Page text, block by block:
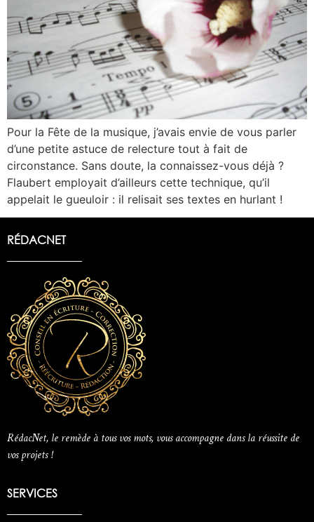
Pour la Fête de la musique, j’avais envie de vous parler
d’une petite astuce de relecture tout à fait de
circonstance. Sans doute, la connaissez-vous déjà ?
Flaubert employait d’ailleurs cette technique, qu’il
appelait le gueuloir : il relisait ses textes en hurlant !
RÉDACNET
RédacNet, le remède à tous vos mots, vous accompagne dans la réussite de
vos projets !
SERVICES